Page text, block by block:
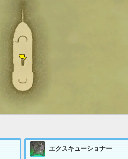
エクスキューショナー